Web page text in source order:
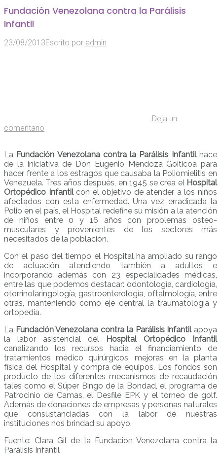
Fundación Venezolana contra la Parálisis
Infantil
23/08/2013Escrito por admin
Deja un
comentario
La Fundación Venezolana contra la Parálisis Infantilnace
de la iniciativa de Don Eugenio Mendoza Goiticoa para
hacer frente a los estragos que causaba la Poliomielitis en
Venezuela. Tres años después, en 1945 se crea el Hospital
Ortopédico Infantilcon el objetivo de atender a los niños
afectados con esta enfermedad. Una vez erradicada la
Polio en el país, el Hospital redefine su misión a la atención
de niños entre 0 y 16 años con problemas osteo-
musculares y provenientes de los sectores más
necesitados de la población.
Con el paso del tiempo el Hospital ha ampliado su rango
de actuación atendiendo también a adultos e
incorporando además con 23 especialidades médicas,
entre las que podemos destacar: odontología, cardiología,
otorrinolaringología, gastroenterología, oftalmología, entre
otras, manteniendo como eje central la traumatología y
ortopedia.
La Fundación Venezolana contra la Parálisis Infantilapoya
la labor asistencial del
Hospital Ortopédico Infantil
canalizando los recursos hacia el financiamiento de
tratamientos médico quirúrgicos, mejoras en la planta
física del Hospital y compra de equipos. Los fondos son
producto de los diferentes mecanismos de recaudación
tales como el Súper Bingo de la Bondad, el programa de
Patrocinio de Camas, el Desfile EPK y el torneo de golf.
Además de donaciones de empresas y personas naturales
que consustanciadas con la labor de nuestras
instituciones nos brindad su apoyo.
Fuente: Clara Gil de la Fundación Venezolana contra la
Parálisis Infantil